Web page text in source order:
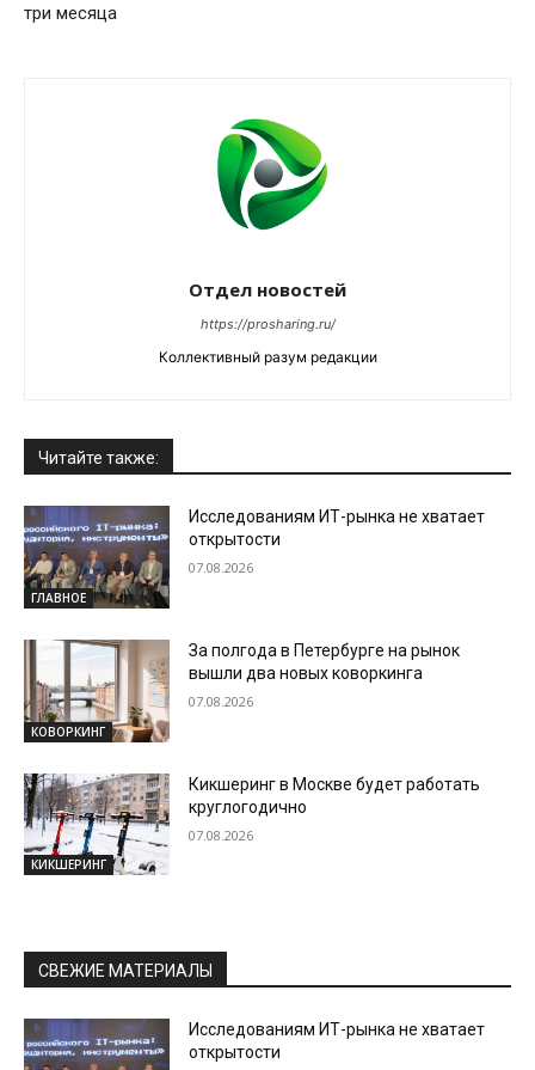
три месяца
Отдел новостей
https://prosharing.ru/
Коллективный разум редакции
Читайте также:
ГЛАВНОЕ
Исследованиям ИТ-рынка не хватает
открытости
07.08.2026
КОВОРКИНГ
За полгода в Петербурге на рынок
вышли два новых коворкинга
07.08.2026
КИКШЕРИНГ
Кикшеринг в Москве будет работать
круглогодично
07.08.2026
СВЕЖИЕ МАТЕРИАЛЫ
Исследованиям ИТ-рынка не хватает
открытости